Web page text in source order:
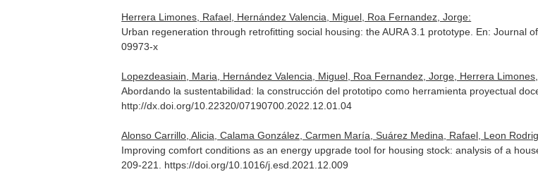
Herrera Limones, Rafael, Hernández Valencia, Miguel, Roa Fernandez, Jorge:
Urban regeneration through retrofitting social housing: the AURA 3.1 prototype. En: Journal
09973-x
Lopezdeasiain, Maria, Hernández Valencia, Miguel, Roa Fernandez, Jorge, Herrera
Abordando la sustentabilidad: la construcción del prototipo como herramienta proyectual
http://dx.doi.org/10.22320/07190700.2022.12.01.04
Alonso Carrillo, Alicia, Calama González, Carmen María, Suárez Medina, Rafael, Leon
Improving comfort conditions as an energy upgrade tool for housing stock: analysis of a
209-221. https://doi.org/10.1016/j.esd.2021.12.009